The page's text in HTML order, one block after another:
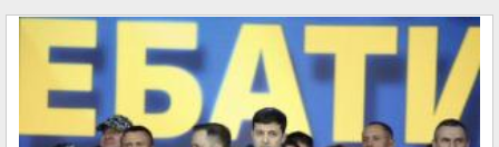
Климкин и Порошенко